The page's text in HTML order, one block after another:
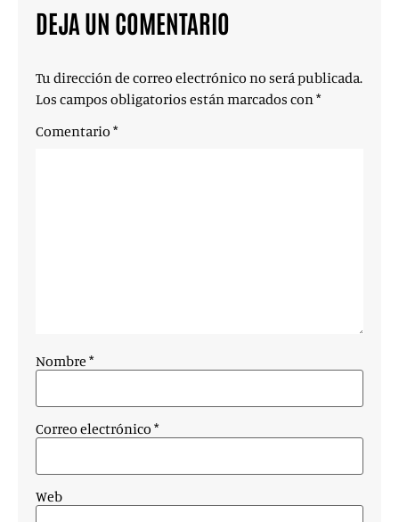
DEJA UN COMENTARIO
Tu dirección de correo electrónico no será publicada.
Los campos obligatorios están marcados con*
Comentario *
Nombre *
Correo electrónico *
Web